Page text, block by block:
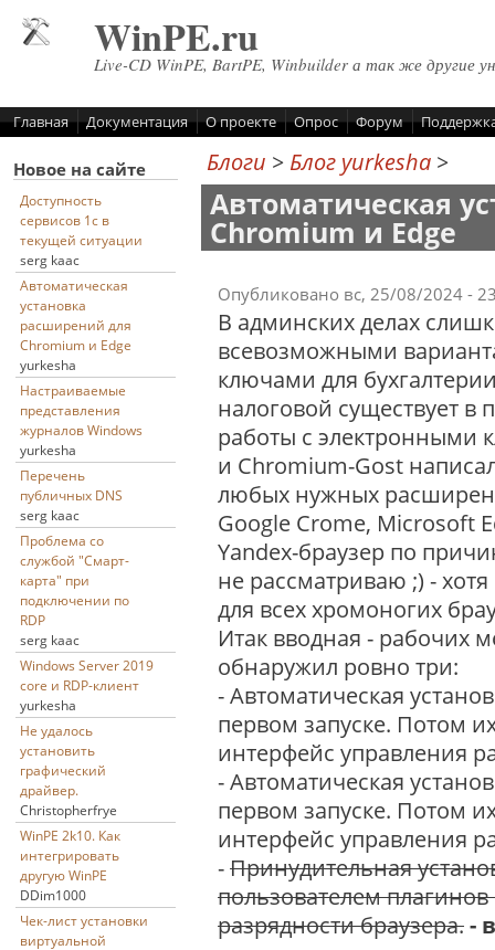
WinPE.ru
Live-CD WinPE, BartPE, Winbuilder а так же другие
Главная Документация О проекте Опрос Форум
Новое на сайте
Доступность
сервисов 1с в
текущей ситуации
serg kaac
Автоматическая
установка
расширений для
Chromium и Edge
yurkesha
Настраиваемые
представления
журналов Windows
yurkesha
Перечень
публичных DNS
serg kaac
Проблема со
службой "Смарт-
карта" при
подключении по
RDP
serg kaac
Windows Server 2019
core и RDP-клиент
yurkesha
Не удалось
установить
графический
драйвер.
Christopherfrye
WinPE 2k10. Как
интегрировать
другую WinPE
DDim1000
Чек-лист установки
виртуальной
Блоги > Блог yurkesha >
Автоматическая
Chromium и Edge
Опубликовано вс, 25/08/2024 -
В админских делах
всевозможными
ключами для
налоговой существует в
работы с электронными
и Chromium-Gost
любых нужных
Google Crome, Microsoft
Yandex-браузер по
не рассматриваю ;) -
для всех хромоногих
Итак вводная - рабочих
обнаружил ровно три:
- Автоматическая
первом запуске. Потом
интерфейс управления
- Автоматическая
первом запуске. Потом
интерфейс управления
-Принудительная
пользователем
разрядности браузера.-